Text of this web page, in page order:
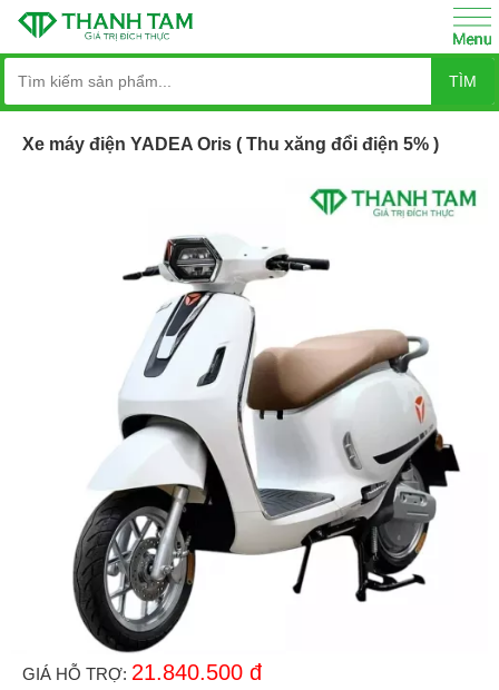
TÌM
Xe máy điện YADEA Oris ( Thu xăng đổi điện 5% )
GIÁ HỖ TRỢ: 21.840.500 đ